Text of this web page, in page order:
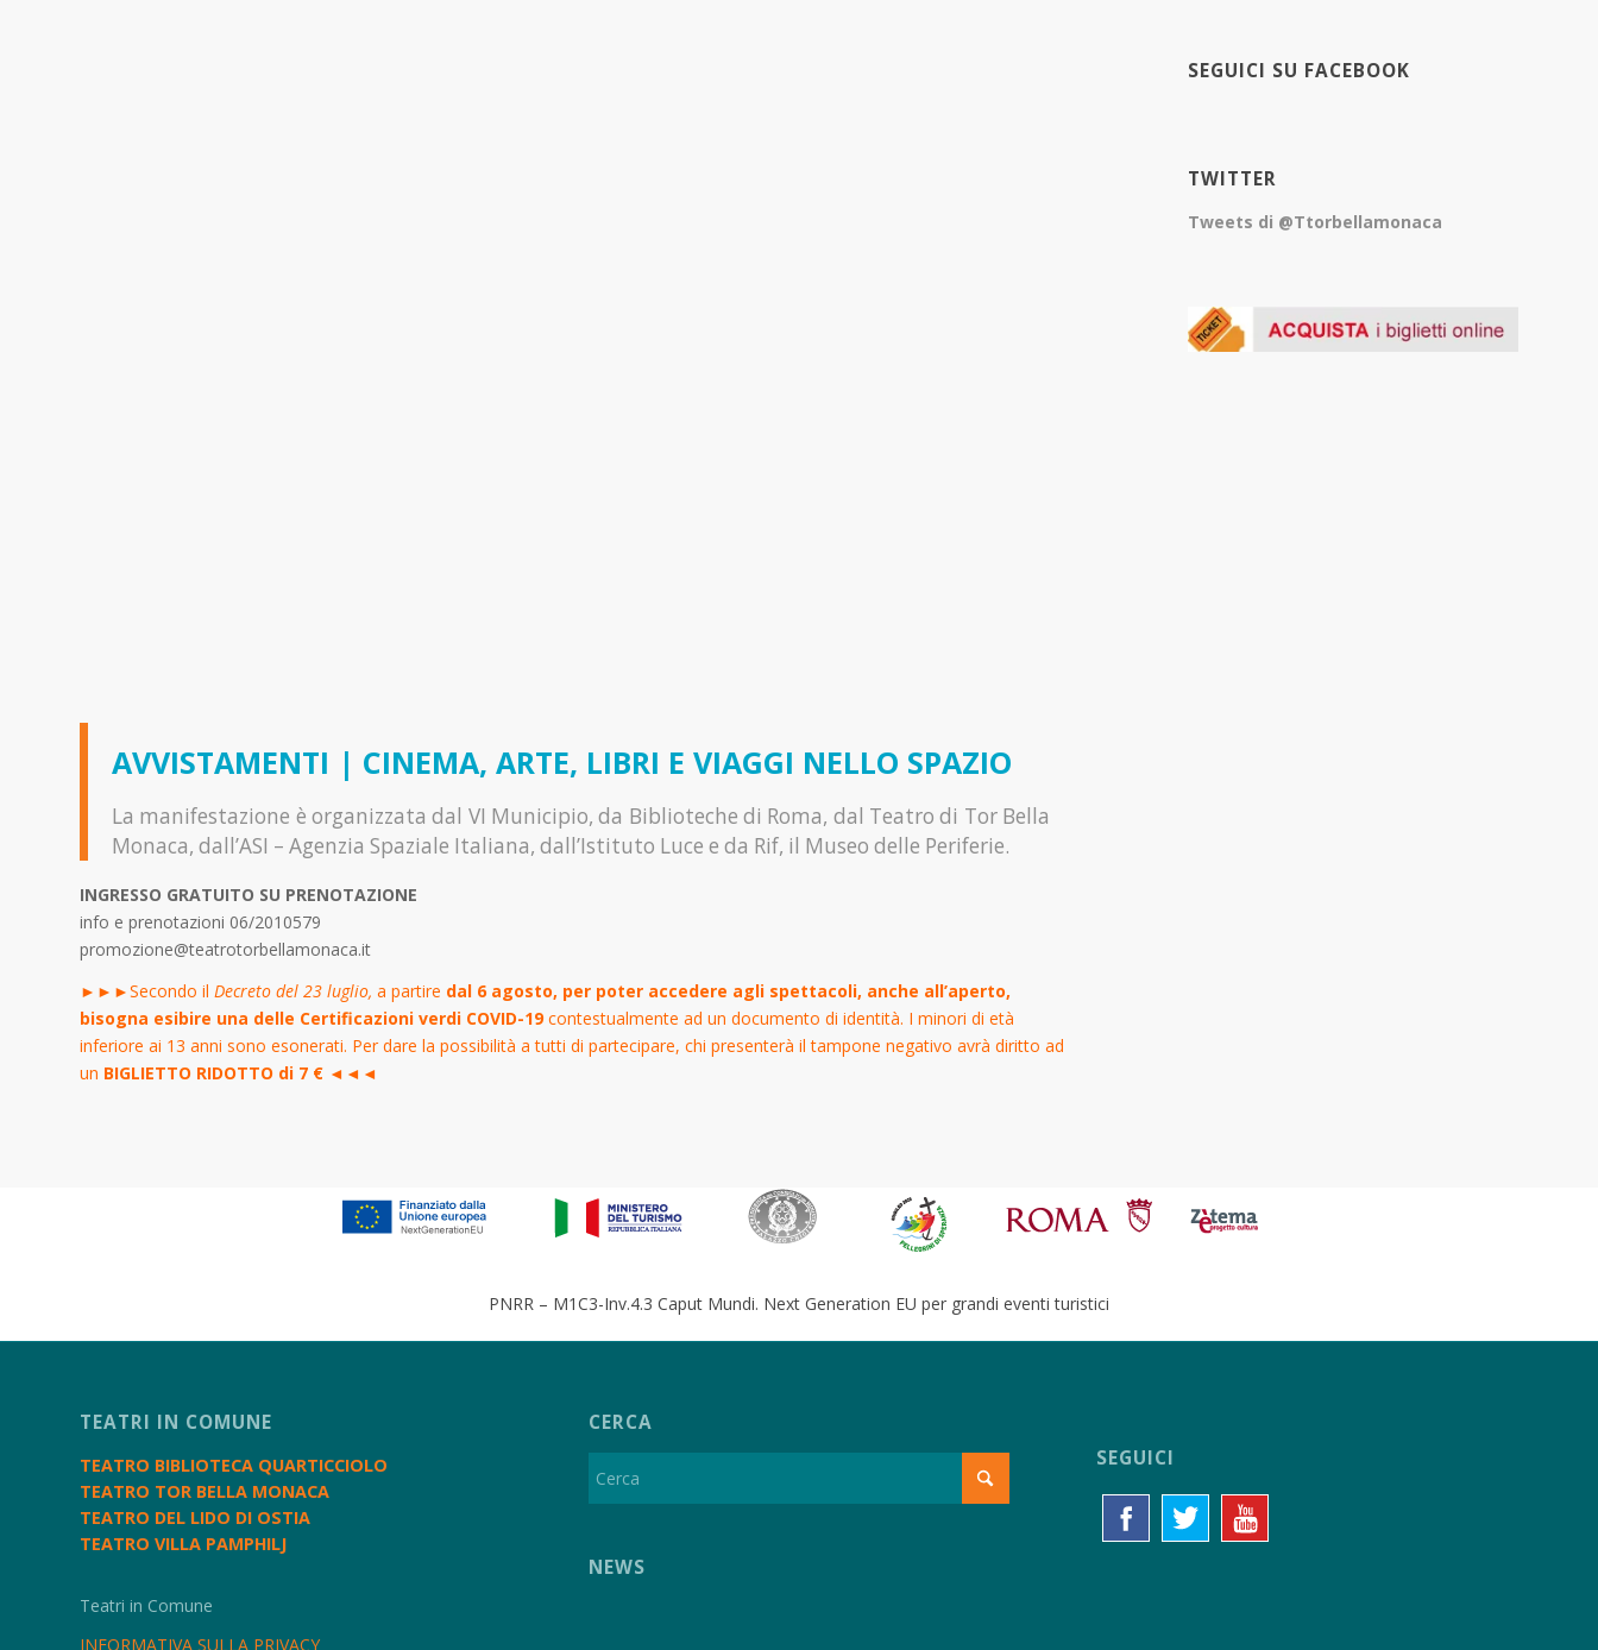
AVVISTAMENTI | CINEMA, ARTE, LIBRI E VIAGGI NELLO SPAZIO
La manifestazione è organizzata dal VI Municipio, da Biblioteche di Roma, dal Teatro di Tor Bella
Monaca, dall’ASI – Agenzia Spaziale Italiana, dall’Istituto Luce e da Rif, il Museo delle Periferie.
INGRESSO GRATUITO SU PRENOTAZIONE
info e prenotazioni 06/2010579
promozione@teatrotorbellamonaca.it
►►►Secondo il Decreto del 23 luglio, a partire dal 6 agosto, per poter accedere agli spettacoli, anche all’aperto,
bisogna esibire una delle Certificazioni verdi COVID-19contestualmente ad un documento di identità. I minori di età
inferiore ai 13 anni sono esonerati. Per dare la possibilità a tutti di partecipare, chi presenterà il tampone negativo avrà diritto ad
un BIGLIETTO RIDOTTO di 7 € ◄◄◄
SEGUICI SU FACEBOOK
TWITTER
Tweets di @Ttorbellamonaca
PNRR – M1C3-Inv.4.3 Caput Mundi. Next Generation EU per grandi eventi turistici
TEATRI IN COMUNE
TEATRO BIBLIOTECA QUARTICCIOLO
TEATRO TOR BELLA MONACA
TEATRO DEL LIDO DI OSTIA
TEATRO VILLA PAMPHILJ
Teatri in Comune
INFORMATIVA SULLA PRIVACY
CERCA
NEWS
SEGUICI